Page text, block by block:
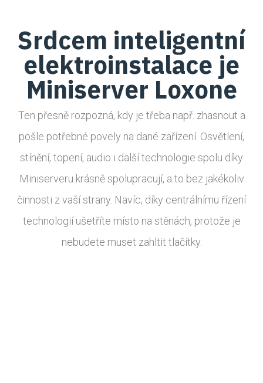
Srdcem inteligentní
elektroinstalace je
Miniserver Loxone
Ten přesně rozpozná, kdy je třeba např. zhasnout a
pošle potřebné povely na dané zařízení. Osvětlení,
stínění, topení, audio i další technologie spolu díky
Miniserveru krásně spolupracují, a to bez jakékoliv
činnosti z vaší strany. Navíc, díky centrálnímu řízení
technologií ušetříte místo na stěnách, protože je
nebudete muset zahltit tlačítky.